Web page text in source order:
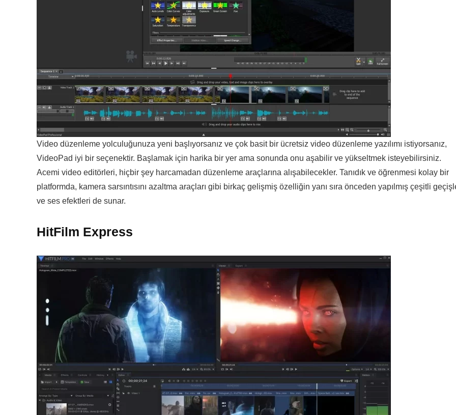
Video düzenleme yolculuğunuza yeni başlıyorsanız ve çok basit bir ücretsiz video düzenleme yazılımı istiyorsanız,
VideoPad iyi bir seçenektir. Başlamak için harika bir yer ama sonunda onu aşabilir ve yükseltmek isteyebilirsiniz.
Acemi video editörleri, hiçbir şey harcamadan düzenleme araçlarına alışabilecekler. Tanıdık ve öğrenmesi kolay bir
platformda, kamera sarsıntısını azaltma araçları gibi birkaç gelişmiş özelliğin yanı sıra önceden yapılmış çeşitli
ve ses efektleri de sunar.
HitFilm Express